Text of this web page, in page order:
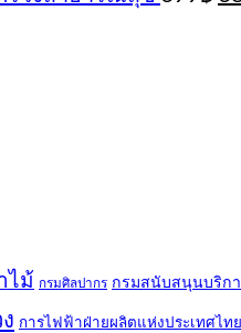
ไม้ กรมศิลปากร กรมสนับสนุนบริก
การไฟฟ้าฝ่ายผลิตแห่งประเทศไทย